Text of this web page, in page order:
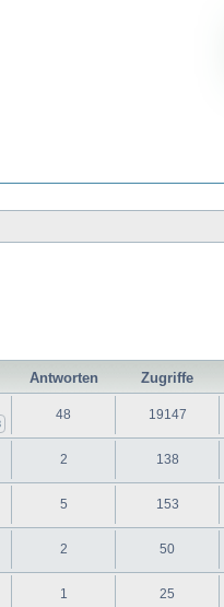
Antworten Zugriffe
48 19147
2 138
5 153
2 50
1 25